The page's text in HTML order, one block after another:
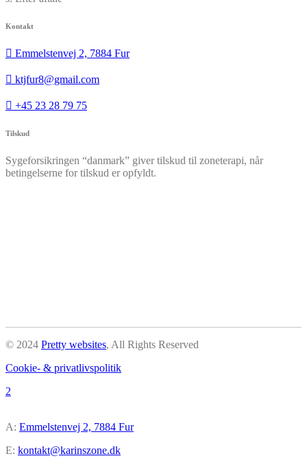
Kontakt
Emmelstenvej 2, 7884 Fur
ktjfur8@gmail.com
+45 23 28 79 75
Tilskud
Sygeforsikringen “danmark” giver tilskud til zoneterapi, når
betingelserne for tilskud er opfyldt.
© 2024 Pretty websites, All Rights Reserved
Cookie- & privatlivspolitik
A: Emmelstenvej 2, 7884 Fur
E: kontakt@karinszone.dk